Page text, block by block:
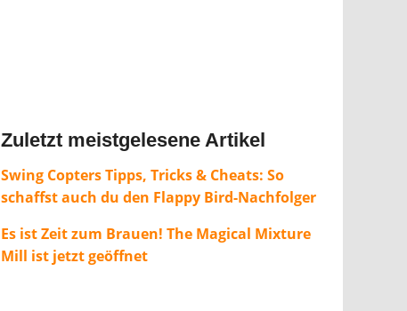
Zuletzt meistgelesene Artikel
Swing Copters Tipps, Tricks & Cheats: So
schaffst auch du den Flappy Bird-Nachfolger
Es ist Zeit zum Brauen! The Magical Mixture
Mill ist jetzt geöffnet